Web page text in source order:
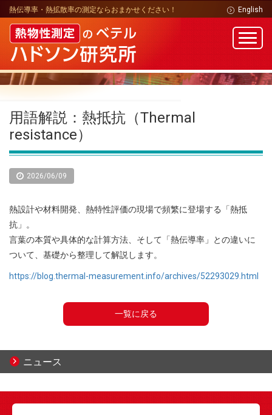
熱伝導率・熱拡散率の測定ならおまかせください！ English
用語解説：熱抵抗（Thermal
resistance）
2026/06/09
熱設計や材料開発、熱特性評価の現場で頻繁に登場する「熱抵
抗」。
言葉の本質や具体的な計算方法、そして「熱伝導率」との違いに
ついて、基礎から整理して解説します。
https://blog.thermal-measurement.info/archives/52293029.html
一覧に戻る
ニュース